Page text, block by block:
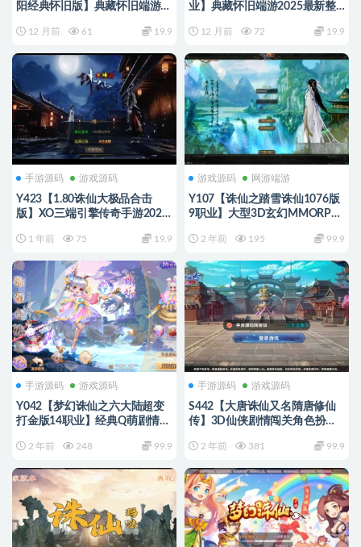
阳经典怀旧版】典藏怀旧端游
像端+Linux手工服务端+网页注
12 月前 61 19.9
业】典藏怀旧端游2025最新整
工服务端+网页注册+GM工具
12 月前 72 19.9
手游源码 游戏源码
Y423【1.80诛仙大极品合击
版】XO三端引擎传奇手游2025
之祭坛+烈焰屠魔+王者宫殿
1 年前 75 19.9
游戏源码 网游端游
Y107【诛仙之踏雪诛仙1076版
9职业】大型3D玄幻MMORPG
务端源码+视频架设教程+GM工
2 年前 195 99.9
手游源码 游戏源码
Y042【梦幻诛仙之六大陆超变
打金版14职业】经典Q萌剧情回
务端源码视频架设教程-新版多
IOS双端版本
2 年前 248 99.9
手游源码 游戏源码
S442【大唐诛仙又名隋唐修仙
传】3D仙侠剧情闯关角色扮演
2 年前 381 99.9